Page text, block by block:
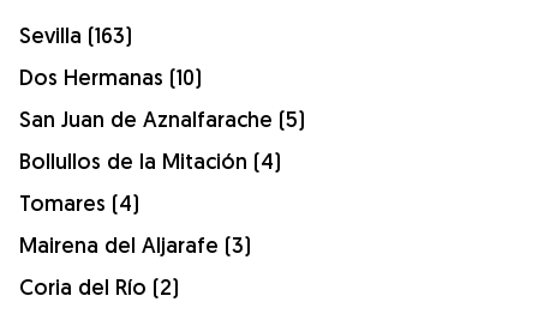
Sevilla (163)
Dos Hermanas (10)
San Juan de Aznalfarache (5)
Bollullos de la Mitación (4)
Tomares (4)
Mairena del Aljarafe (3)
Coria del Río (2)